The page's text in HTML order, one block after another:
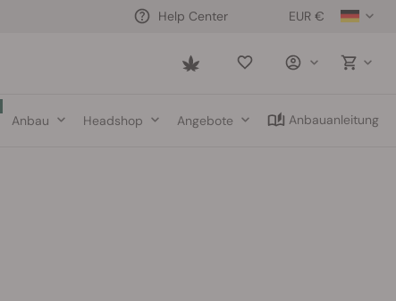
EUR €
Help Center
Saved
Anbau Headshop Angebote Anbauanleitung